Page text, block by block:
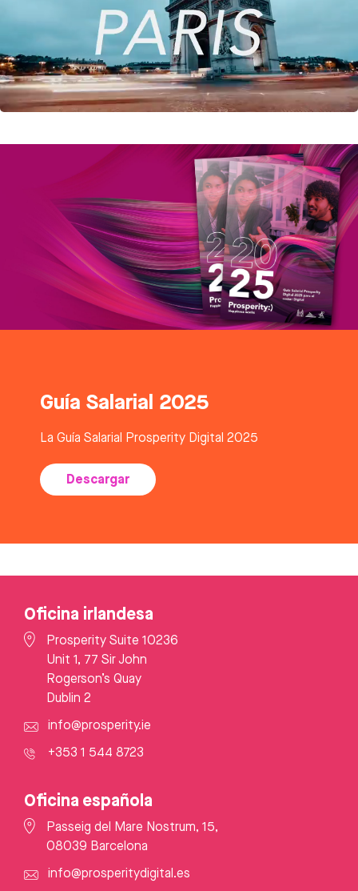
Guía Salarial 2025
La Guía Salarial Prosperity Digital 2025
Descargar
Oficina irlandesa
Prosperity Suite 10236
Unit 1, 77 Sir John
Rogerson’s Quay
Dublin 2
info@prosperity.ie
+353 1 544 8723
Oficina española
Passeig del Mare Nostrum, 15,
08039 Barcelona
info@prosperitydigital.es